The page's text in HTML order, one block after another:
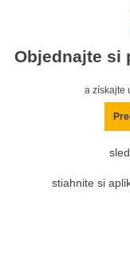
Objednajte si
a získajte
stiahnite si